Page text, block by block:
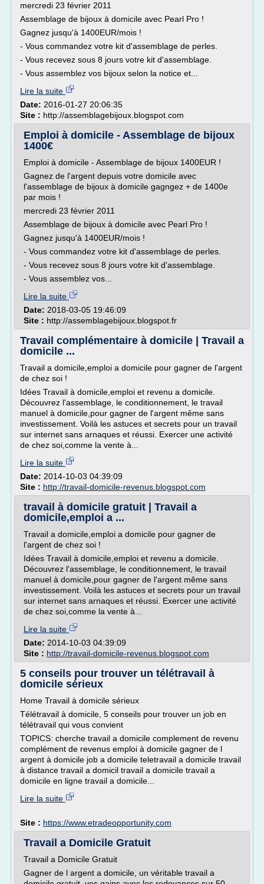
mercredi 23 février 2011
Assemblage de bijoux à domicile avec Pearl Pro !
Gagnez jusqu'à 1400EUR/mois !
- Vous commandez votre kit d'assemblage de perles.
- Vous recevez sous 8 jours votre kit d'assemblage.
- Vous assemblez vos bijoux selon la notice et...
Lire la suite
Date: 2016-01-27 20:06:35
Site : http://assemblagebijoux.blogspot.com
Emploi à domicile - Assemblage de bijoux
1400€
Emploi à domicile - Assemblage de bijoux 1400EUR !
Gagnez de l'argent depuis votre domicile avec
l'assemblage de bijoux à domicile gagngez + de 1400e
par mois !
mercredi 23 février 2011
Assemblage de bijoux à domicile avec Pearl Pro !
Gagnez jusqu'à 1400EUR/mois !
- Vous commandez votre kit d'assemblage de perles.
- Vous recevez sous 8 jours votre kit d'assemblage.
- Vous assemblez vos...
Lire la suite
Date: 2018-03-05 19:46:09
Site : http://assemblagebijoux.blogspot.fr
Travail complémentaire à domicile | Travail a
domicile ...
Travail a domicile,emploi a domicile pour gagner de l'argent
de chez soi !
Idées Travail à domicile,emploi et revenu a domicile.
Découvrez l'assemblage, le conditionnement, le travail
manuel à domicile,pour gagner de l'argent même sans
investissement. Voilà les astuces et secrets pour un travail
sur internet sans arnaques et réussi. Exercer une activité
de chez soi,comme la vente à...
Lire la suite
Date: 2014-10-03 04:39:09
Site : http://travail-domicile-revenus.blogspot.com
travail à domicile gratuit | Travail a
domicile,emploi a ...
Travail a domicile,emploi a domicile pour gagner de
l'argent de chez soi !
Idées Travail à domicile,emploi et revenu a domicile.
Découvrez l'assemblage, le conditionnement, le travail
manuel à domicile,pour gagner de l'argent même sans
investissement. Voilà les astuces et secrets pour un travail
sur internet sans arnaques et réussi. Exercer une activité
de chez soi,comme la vente à...
Lire la suite
Date: 2014-10-03 04:39:09
Site : http://travail-domicile-revenus.blogspot.com
5 conseils pour trouver un télétravail à
domicile sérieux
Home Travail à domicile sérieux
Télétravail à domicile, 5 conseils pour trouver un job en
télétravail qui vous convient
TOPICS: cherche travail a domicile complement de revenu
complément de revenus emploi à domicile gagner de l
argent à domicile job a domicile teletravail a domicile travail
à distance travail a domicil travail a domicile travail a
domicile en ligne travail a domicile...
Lire la suite
Site : https://www.etradeopportunity.com
Travail a Domicile Gratuit
Travail a Domicile Gratuit
Gagner de l argent a domicile, un véritable travail a